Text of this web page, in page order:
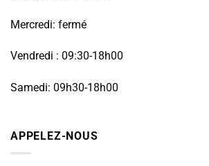
Mercredi: fermé
Vendredi : 09:30-18h00
Samedi: 09h30-18h00
APPELEZ-NOUS